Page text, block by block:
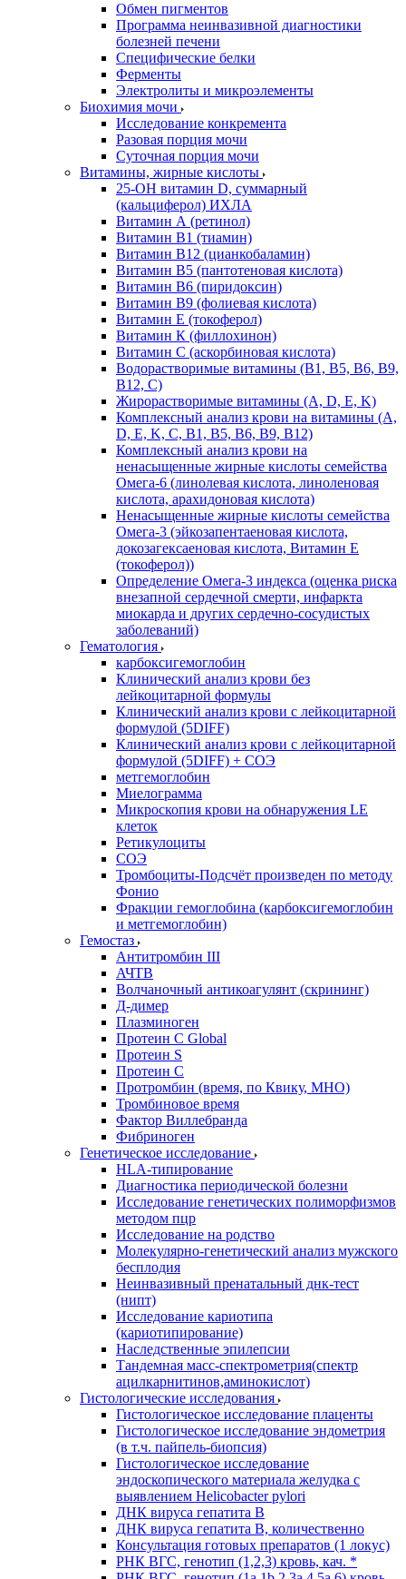
Обмен пигментов
Программа неинвазивной диагностики
болезней печени
Специфические белки
Ферменты
Электролиты и микроэлементы
Биохимия мочи
Исследование конкремента
Разовая порция мочи
Суточная порция мочи
Витамины, жирные кислоты
25-OH витамин D, суммарный
(кальциферол) ИХЛА
Витамин А (ретинол)
Витамин В1 (тиамин)
Витамин В12 (цианкобаламин)
Витамин В5 (пантотеновая кислота)
Витамин В6 (пиридоксин)
Витамин В9 (фолиевая кислота)
Витамин Е (токоферол)
Витамин К (филлохинон)
Витамин С (аскорбиновая кислота)
Водорастворимые витамины (B1, B5, B6, В9,
В12, С)
Жирорастворимые витамины (A, D, E, K)
Комплексный анализ крови на витамины (A,
D, E, K, C, B1, B5, B6, В9, B12)
Комплексный анализ крови на
ненасыщенные жирные кислоты семейства
Омега-6 (линолевая кислота, линоленовая
кислота, арахидоновая кислота)
Ненасыщенные жирные кислоты семейства
Омега-3 (эйкозапентаеновая кислота,
докозагексаеновая кислота, Витамин E
(токоферол))
Определение Омега-3 индекса (оценка риска
внезапной сердечной смерти, инфаркта
миокарда и других сердечно-сосудистых
заболеваний)
Гематология
карбоксигемоглобин
Клинический анализ крови без
лейкоцитарной формулы
Клинический анализ крови с лейкоцитарной
формулой (5DIFF)
Клинический анализ крови с лейкоцитарной
формулой (5DIFF) + СОЭ
метгемоглобин
Миелограмма
Микроскопия крови на обнаружения LE
клеток
Ретикулоциты
СОЭ
Тромбоциты-Подсчёт произведен по методу
Фонио
Фракции гемоглобина (карбоксигемоглобин
и метгемоглобин)
Гемостаз
Антитромбин III
АЧТВ
Волчаночный антикоагулянт (скрининг)
Д-димер
Плазминоген
Протеин C Global
Протеин S
Протеин С
Протромбин (время, по Квику, МНО)
Тромбиновое время
Фактор Виллебранда
Фибриноген
Генетическое исследование
HLA-типирование
Диагностика периодической болезни
Исследование генетических полиморфизмов
методом пцр
Исследование на родство
Молекулярно-генетический анализ мужского
бесплодия
Неинвазивный пренатальный днк-тест
(нипт)
Исследование кариотипа
(кариотипирование)
Наследственные эпилепсии
Тандемная масс-спектрометрия(спектр
ацилкарнитинов,аминокислот)
Гистологические исследования
Гистологическое исследование плаценты
Гистологическое исследование эндометрия
(в т.ч. пайпель-биопсия)
Гистологическое исследование
эндоскопического материала желудка с
выявлением Helicobacter pylori
ДНК вируса гепатита B
ДНК вируса гепатита B, количественно
Консультация готовых препаратов (1 локус)
РНК ВГC, генотип (1,2,3) кровь, кач. *